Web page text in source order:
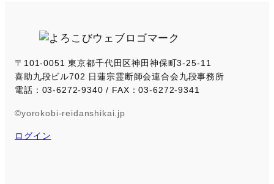
〒101-0051 東京都千代田区神田神保町3-25-11
喜助九段ビル702 日蓮宗霊断師会連合会九段事務所
電話：03-6272-9340 / FAX：03-6272-9341
©yorokobi-reidanshikai.jp
ログイン